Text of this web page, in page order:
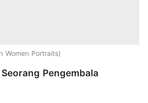
Women Portraits
Pengembala